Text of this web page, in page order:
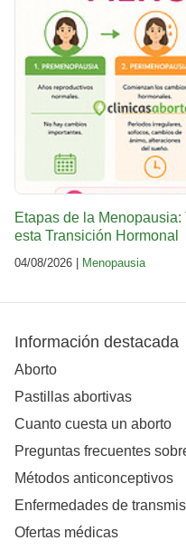
Etapas de la
esta Transición Hormonal
04/08/2026 | Menopausia
Información destacada
Aborto
Pastillas abortivas
Cuanto cuesta un aborto
Preguntas frecuentes
Métodos anticonceptivos
Enfermedades de
Ofertas médicas